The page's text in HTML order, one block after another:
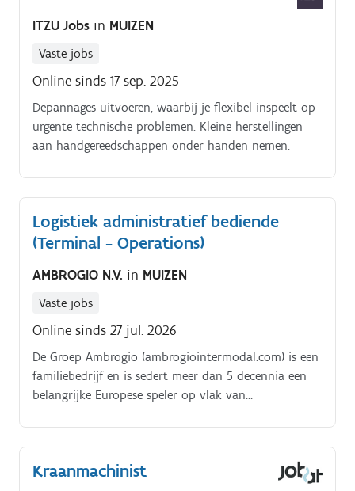
zorgkundigen de fysieke mogelijkheden,
zelfredzaamheid en eigenwaarde van de bewoners.
ITZU Jobs in MUIZEN
Vaste jobs
Online sinds 17 sep. 2025
Depannages uitvoeren, waarbij je flexibel inspeelt op
urgente technische problemen. Kleine herstellingen
aan handgereedschappen onder handen nemen.
Logistiek administratief bediende
(Terminal - Operations)
AMBROGIO N.V. in MUIZEN
Vaste jobs
Online sinds 27 jul. 2026
De Groep Ambrogio (ambrogiointermodal.com) is een
familiebedrijf en is sedert meer dan 5 decennia een
belangrijke Europese speler op vlak van
vervoerswijze wint aan marktaandeel wegens
groeiende wegcongestie en millieuaspecten Met
kantoren en eigen terminals in België, Italië,
Kraanmachinist